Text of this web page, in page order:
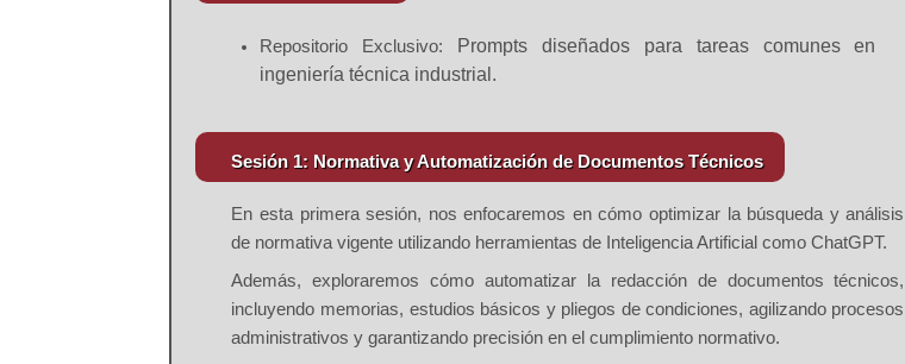
Repositorio Exclusivo:
Prompts diseñados para tareas comunes en
ingeniería técnica industrial.
Sesión 1: Normativa y Automatización de Documentos Técnicos
En esta primera sesión, nos enfocaremos en cómooptimizar la búsqueda y análisis
de normativa vigente utilizando herramientas de Inteligencia Artificial comoChatGPT.
Además, exploraremos cómoautomatizar la redacción de documentos técnicos,
incluyendo memorias, estudios básicos y pliegos de condiciones, agilizando procesos
administrativos y garantizando precisión en el cumplimiento normativo.